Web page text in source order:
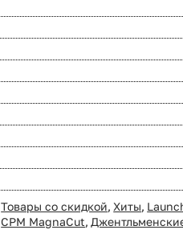
Товары со скидкой, Хиты,
CPM MagnaCut,